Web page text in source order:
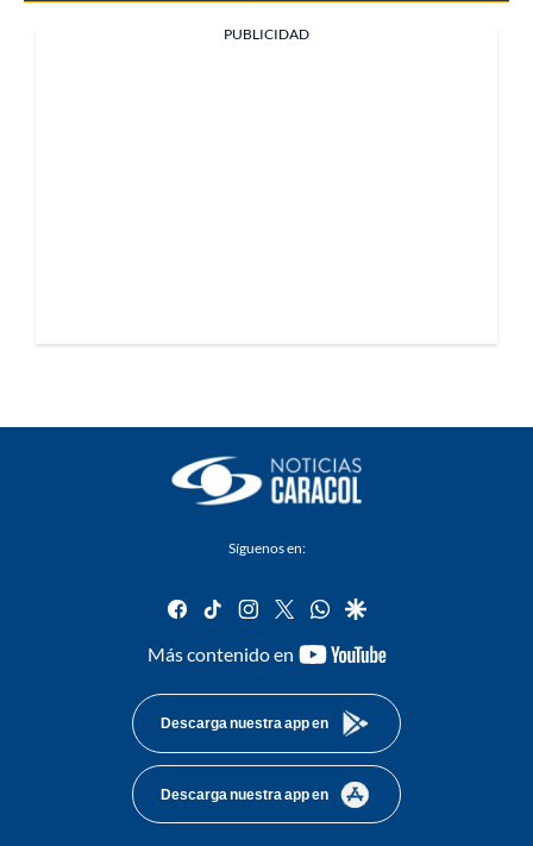
PUBLICIDAD
Síguenos en:
facebook
tiktok instagram
twitterwhatsapp
google
Más contenido en
youtube-
Descarga nuestra app en
Descarga nuestra app en